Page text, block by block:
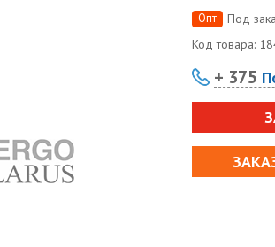
Опт
Под
Код товара:
+ 375